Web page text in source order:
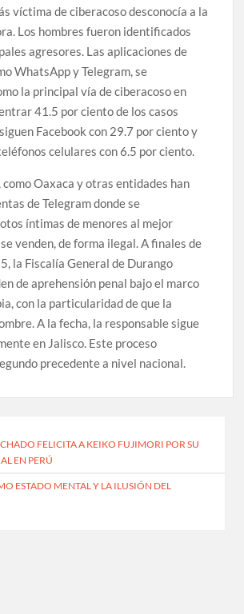
víctima de ciberacoso desconocía a la
Los hombres fueron identificados
agresores. Las aplicaciones de
WhatsApp y Telegram, se
la principal vía de ciberacoso en
41.5 por ciento de los casos
Facebook con 29.7 por ciento y
celulares con 6.5 por ciento.
como Oaxaca y otras entidades han
de Telegram donde se
íntimas de menores al mejor
venden, de forma ilegal. A finales de
la Fiscalía General de Durango
de aprehensión penal bajo el marco
con la particularidad de que la
A la fecha, la responsable sigue
en Jalisco. Este proceso
precedente a nivel nacional.
FELICITA A KEIKO FUJIMORI POR SU
EN PERÚ
ESTADO MENTAL Y LA ILUSIÓN DEL